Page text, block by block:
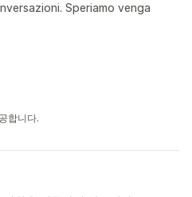
Speriamo venga
합니다.